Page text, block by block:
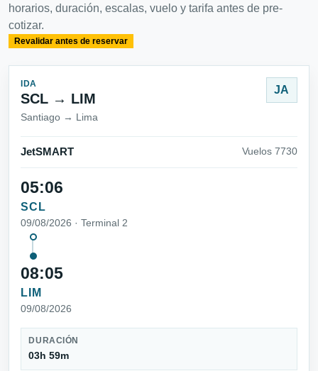
horarios, duración, escalas, vuelo y tarifa antes de pre-
cotizar.
Revalidar antes de reservar
IDA
SCL → LIM
Santiago → Lima
JA
JetSMART Vuelos 7730
05:06
SCL
09/08/2026 · Terminal 2
08:05
LIM
09/08/2026
DURACIÓN
03h 59m